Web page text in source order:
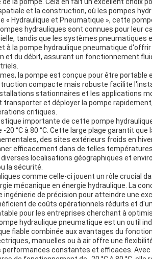
de la pompe. Cela en fait un excellent choix
et la construction, où les pompes
« Hydraulique et Pneumatique », cette
hydrauliques sont connues pour leur
tandis que les systèmes pneumatiques
à la pompe hydraulique pneumatique
et du débit, assurant un fonctionnement
la pompe est conçue pour être
compacte mais robuste facilite
stationnaires et les applications
transporter et déployer la pompe
critiques.
importante de cette pompe
20 °C à 80 °C. Cette large plage garantit
des sites extérieurs froids en
efficacement dans de telles
localisations géographiques et
la sécurité.
comme celle-ci jouent un rôle crucial
mécanique en énergie hydraulique. La
ingénierie de précision pour atteindre une
de coûts opérationnels réduits et
pour les entreprises cherchant à
hydraulique pneumatique est un outil
fiable combinée aux avantages du
manuelles ou à air offre une
constantes et efficaces. Avec